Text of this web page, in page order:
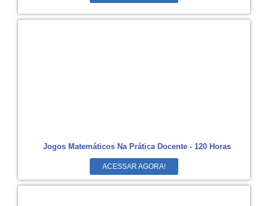
Jogos Matemáticos Na Prática Docente - 120 Horas
ACESSAR AGORA!